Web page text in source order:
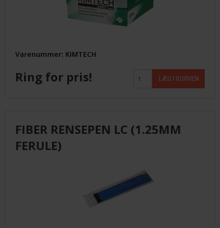
Varenummer: KIMTECH
Ring for pris!
FIBER RENSEPEN LC (1.25MM
FERULE)